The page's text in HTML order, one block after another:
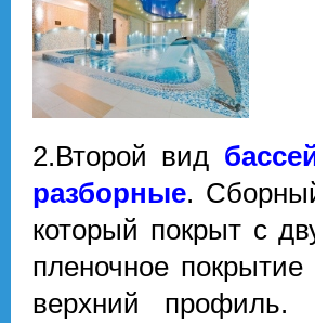
2.Второй вид
разборные.
который покрыт с
пленочное
верхний профиль.